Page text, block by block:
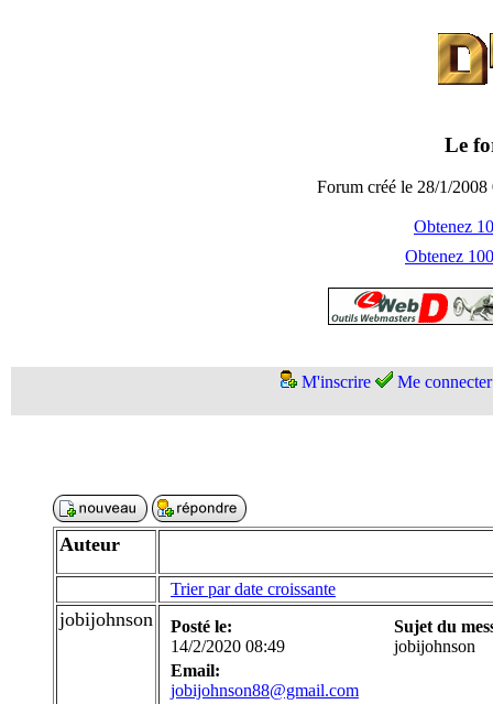
Le
Forum créé le 28/1/
Obtenez
Obtenez
M'inscrire Me connecter
Auteur
Trier par date croissante
jobijohnson
Posté le:
14/2/2020 08:49
Sujet du
jobijohnson
Email:
jobijohnson88@gmail.com